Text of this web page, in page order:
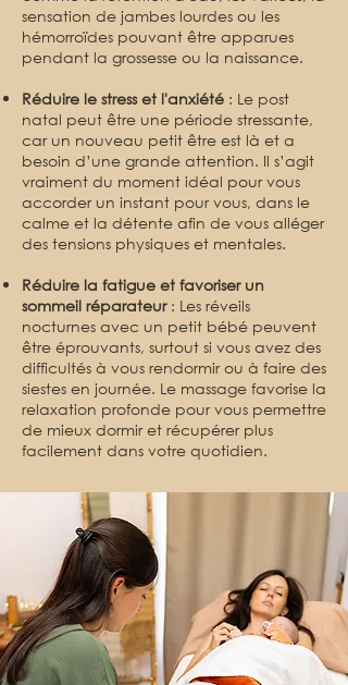
sensation de jambes lourdes ou les
hémorroïdes pouvant être apparues
pendant la grossesse ou la naissance.
Réduire le stress et l'anxiété : Le post
natal peut être une période stressante,
car un nouveau petit être est là et a
besoin d’une grande attention. Il s’agit
vraiment du moment idéal pour vous
accorder un instant pour vous, dans le
calme et la détente afin de vous alléger
des tensions physiques et mentales.
Réduire la fatigue et favoriser un
sommeil réparateur : Les réveils
nocturnes avec un petit bébé peuvent
être éprouvants, surtout si vous avez des
difficultés à vous rendormir ou à faire des
siestes en journée. Le massage favorise la
relaxation profonde pour vous permettre
de mieux dormir et récupérer plus
facilement dans votre quotidien.